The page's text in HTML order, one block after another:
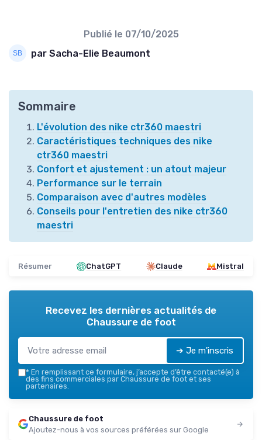
Publié le 07/10/2025
par Sacha-Elie Beaumont
Sommaire
L'évolution des nike ctr360 maestri
Caractéristiques techniques des nike
ctr360 maestri
Confort et ajustement : un atout majeur
Performance sur le terrain
Comparaison avec d'autres modèles
Conseils pour l'entretien des nike ctr360
maestri
Résumer ChatGPT Claude Mistral
Recevez les dernières actualités de
Chaussure de foot
➔ Je m'inscris
* En remplissant ce formulaire, j’accepte d’être contacté(e) à
des fins commerciales par Chaussure de foot et ses
partenaires.
Chaussure de foot
Ajoutez-nous à vos sources préférées sur Google